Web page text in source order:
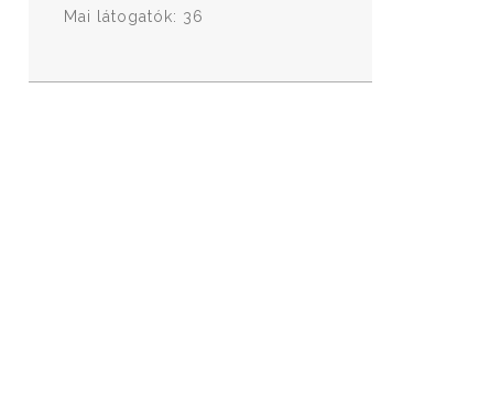
Mai látogatók: 36